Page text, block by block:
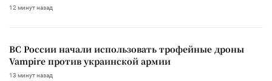
12 минут назад
ВС России начали использовать трофейные дроны
Vampire против украинской армии
13 минут назад